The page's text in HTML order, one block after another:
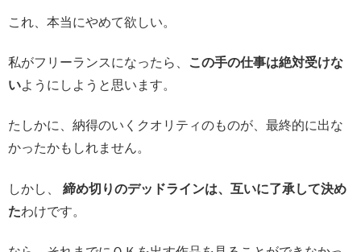
これ、本当にやめて欲しい。
私がフリーランスになったら、
この手の仕事は絶対受けな
いようにしようと思います。
たしかに、納得のいくクオリティのものが、最終的に出な
かったかもしれません。
しかし、 締め切りのデッドラインは、互いに了承して決め
たわけです。